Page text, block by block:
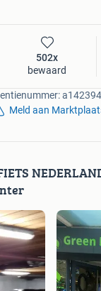
voorraad.
aan alle
502x
bewaard
Meld aan